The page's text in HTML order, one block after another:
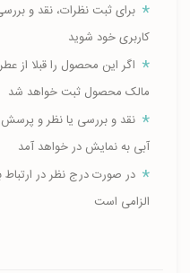
برای ثبت نظرات، نقد و
کاربری خود شوید
اگر این محصول را قبلا از
مالک محصول ثبت خواهد شد
نقد و بررسی یا نظر و
آبی به نمایش در خواهد آمد
در صورت درج نظر در
الزامی است